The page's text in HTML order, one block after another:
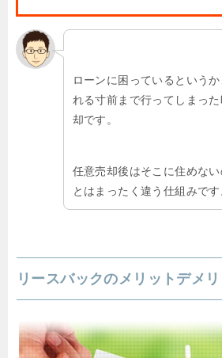
ローンに困っているという
れる寸前まで行ってしまっ
却です。
任意売却後はそこに住めな
とはまったく違う仕組みです
リースバックのメリットデメリ